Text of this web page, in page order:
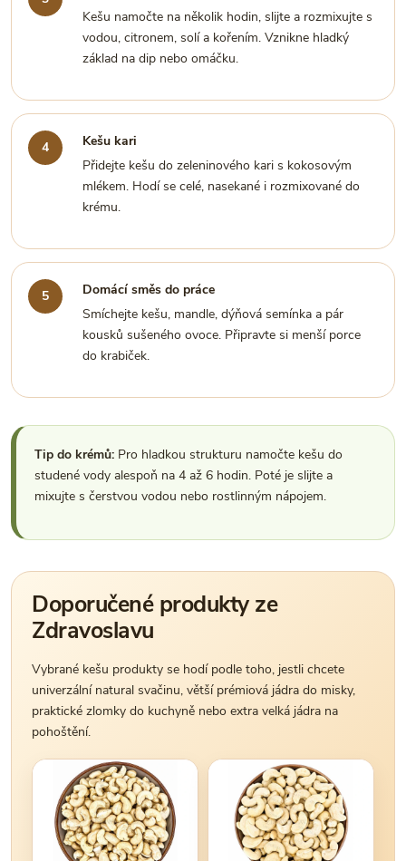
Kešu namočte na několik hodin, slijte a rozmixujte s
vodou, citronem, solí a kořením. Vznikne hladký
základ na dip nebo omáčku.
Kešu kari
Přidejte kešu do zeleninového kari s kokosovým
mlékem. Hodí se celé, nasekané i rozmixované do
krému.
Domácí směs do práce
Smíchejte kešu, mandle, dýňová semínka a pár
kousků sušeného ovoce. Připravte si menší porce
do krabiček.
Tip do krémů: Pro hladkou strukturu namočte kešu do
studené vody alespoň na 4 až 6 hodin. Poté je slijte a
mixujte s čerstvou vodou nebo rostlinným nápojem.
Doporučené produkty ze
Zdravoslavu
Vybrané kešu produkty se hodí podle toho, jestli chcete
univerzální natural svačinu, větší prémiová jádra do misky,
praktické zlomky do kuchyně nebo extra velká jádra na
pohoštění.